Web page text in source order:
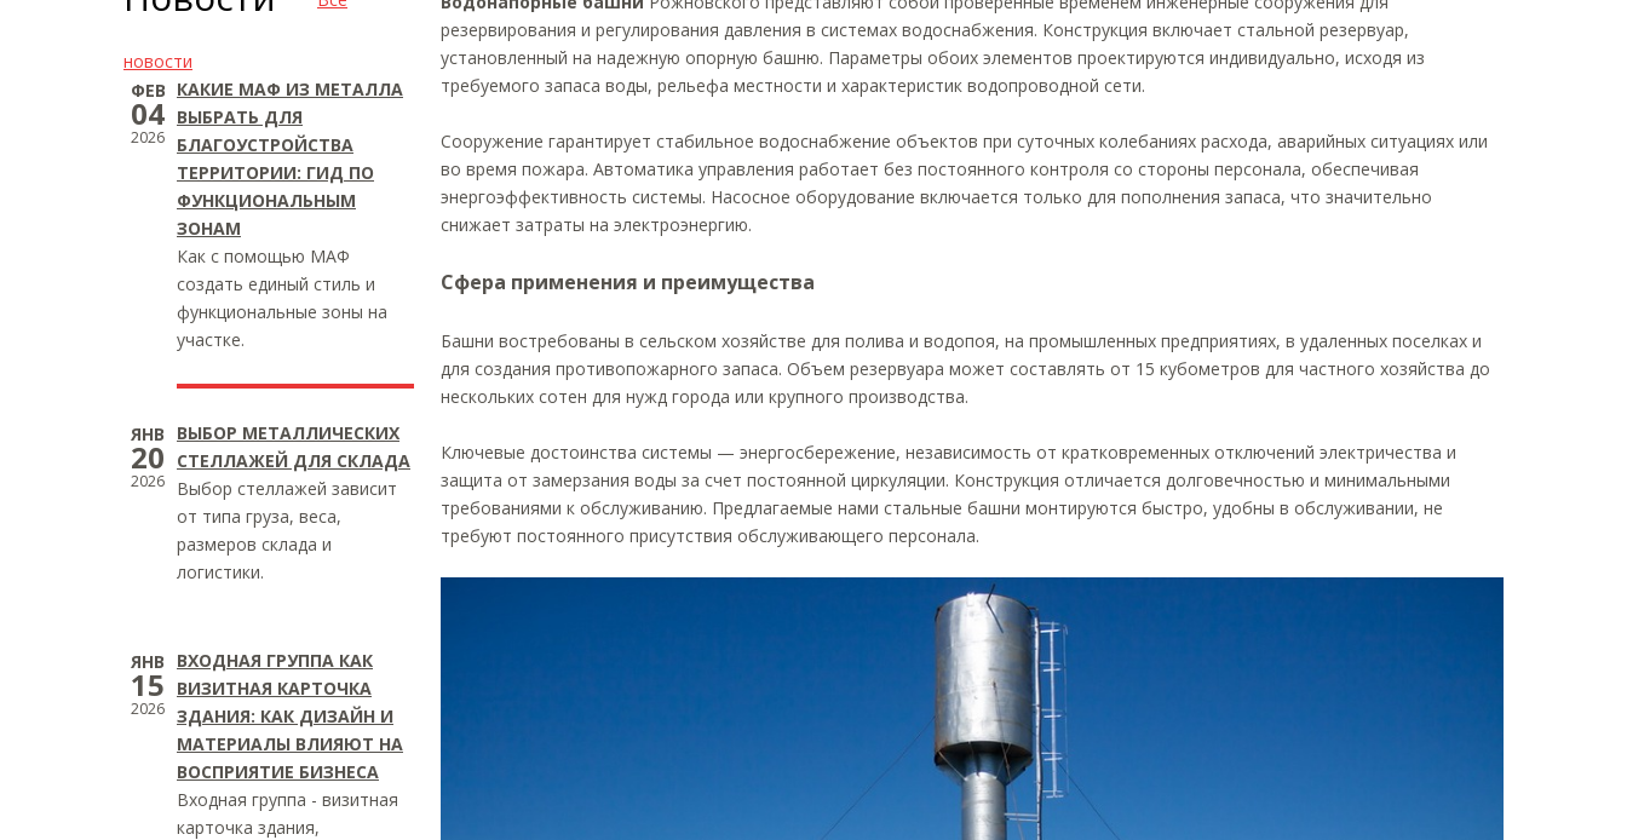
резервирования и регулирования давления в системах водоснабжения. Конструкция включает стальной резервуар,
установленный на надежную опорную башню. Параметры обоих элементов проектируются индивидуально, исходя из
требуемого запаса воды, рельефа местности и характеристик водопроводной сети.
Сооружение гарантирует стабильное водоснабжение объектов при суточных колебаниях расхода, аварийных ситуациях или
во время пожара. Автоматика управления работает без постоянного контроля со стороны персонала, обеспечивая
энергоэффективность системы. Насосное оборудование включается только для пополнения запаса, что значительно
снижает затраты на электроэнергию.
Сфера применения и преимущества
Башни востребованы в сельском хозяйстве для полива и водопоя, на промышленных предприятиях, в удаленных поселках и
для создания противопожарного запаса. Объем резервуара может составлять от 15 кубометров для частного хозяйства до
нескольких сотен для нужд города или крупного производства.
Ключевые достоинства системы — энергосбережение, независимость от кратковременных отключений электричества и
защита от замерзания воды за счет постоянной циркуляции. Конструкция отличается долговечностью и минимальными
требованиями к обслуживанию. Предлагаемые нами стальные башни монтируются быстро, удобны в обслуживании, не
требуют постоянного присутствия обслуживающего персонала.
новости
ФЕВ
04
2026
КАКИЕ МАФ ИЗ МЕТАЛЛА
ВЫБРАТЬ ДЛЯ
БЛАГОУСТРОЙСТВА
ТЕРРИТОРИИ: ГИД ПО
ФУНКЦИОНАЛЬНЫМ
ЗОНАМ
Как с помощью МАФ
создать единый стиль и
функциональные зоны на
участке.
ЯНВ
20
2026
ВЫБОР МЕТАЛЛИЧЕСКИХ
СТЕЛЛАЖЕЙ ДЛЯ СКЛАДА
Выбор стеллажей зависит
от типа груза, веса,
размеров склада и
логистики.
ЯНВ
15
2026
ВХОДНАЯ ГРУППА КАК
ВИЗИТНАЯ КАРТОЧКА
ЗДАНИЯ: КАК ДИЗАЙН И
МАТЕРИАЛЫ ВЛИЯЮТ НА
ВОСПРИЯТИЕ БИЗНЕСА
Входная группа - визитная
карточка здания,